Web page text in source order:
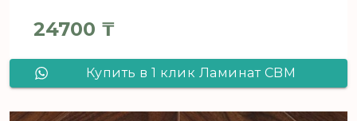
24700 ₸
Купить в 1 клик Ламинат CBM